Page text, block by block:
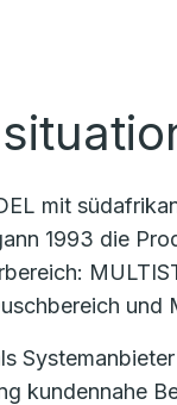
mit
1993 die
und
kundennahe